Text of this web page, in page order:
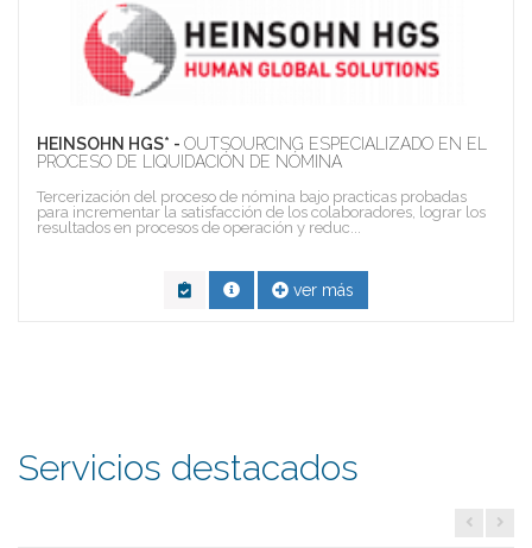
HEINSOHN HGS* - OUTSOURCING ESPECIALIZADO EN EL
PROCESO DE LIQUIDACIÓN DE NÓMINA
Tercerización del proceso de nómina bajo practicas probadas
para incrementar la satisfacción de los colaboradores, lograr los
resultados en procesos de operación y reduc...
ver más
Servicios destacados